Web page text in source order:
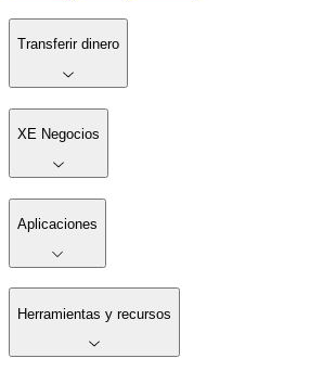
Transferir dinero
XE Negocios
Aplicaciones
Herramientas y recursos